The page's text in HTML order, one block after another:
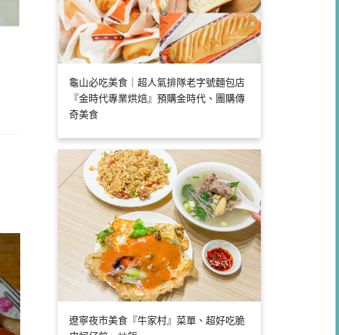
龜山必吃美食｜超人氣排隊老字號麵包店
『金時代專業烘焙』預購金時代、團購傳
奇美食
遼寧夜市美食『牛家村』菜單、超好吃脆